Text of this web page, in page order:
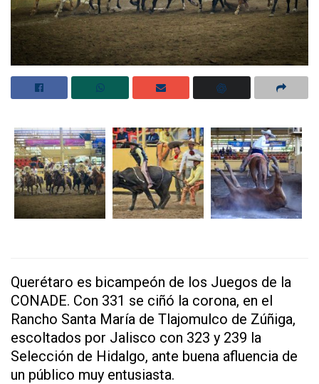
Querétaro es bicampeón de los Juegos de la
CONADE. Con 331 se ciñó la corona, en el
Rancho Santa María de Tlajomulco de Zúñiga,
escoltados por Jalisco con 323 y 239 la
Selección de Hidalgo, ante buena afluencia de
un público muy entusiasta.